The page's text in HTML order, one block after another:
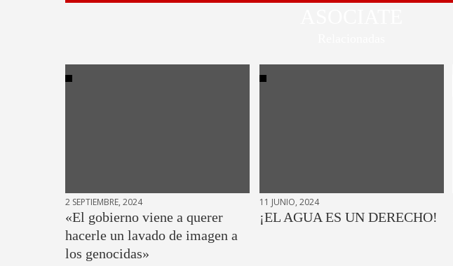
2 SEPTIEMBRE, 2024
«El gobierno viene a querer
hacerle un lavado de imagen a
los genocidas»
11 JUNIO, 2024
¡EL AGUA ES UN DERECHO!